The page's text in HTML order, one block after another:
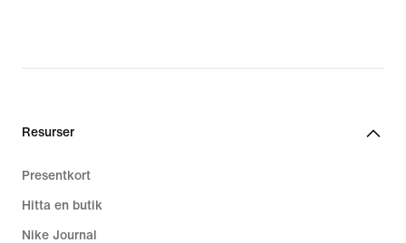
Resurser
Presentkort
Hitta en butik
Nike Journal